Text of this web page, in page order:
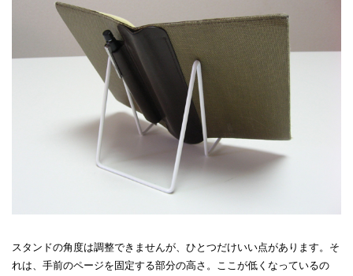
スタンドの角度は調整できませんが、ひとつだけいい点があります。そ
れは、手前のページを固定する部分の高さ。ここが低くなっているの